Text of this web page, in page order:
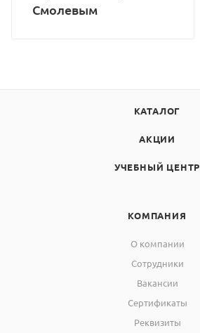
Смолевым
КАТАЛОГ
АКЦИИ
УЧЕБНЫЙ ЦЕНТР
КОМПАНИЯ
О компании
Сотрудники
Вакансии
Сертификаты
Реквизиты